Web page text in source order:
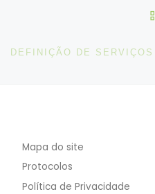
Mapa do site
Protocolos
Política de Privacidade